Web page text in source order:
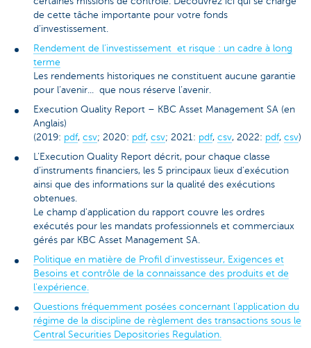
de cette tâche importante pour votre fonds
d’investissement.
Rendement de l’investissement et risque : un cadre à long
terme
Les rendements historiques ne constituent aucune garantie
pour l’avenir... que nous réserve l’avenir.
Execution Quality Report – KBC Asset Management SA (en
Anglais)
(2019: pdf, csv; 2020: pdf, csv; 2021: pdf, csv, 2022: pdf, csv)
L’Execution Quality Report décrit, pour chaque classe
d’instruments financiers, les 5 principaux lieux d’exécution
ainsi que des informations sur la qualité des exécutions
obtenues.
Le champ d'application du rapport couvre les ordres
exécutés pour les mandats professionnels et commerciaux
gérés par KBC Asset Management SA.
Politique en matière de Profil d'investisseur, Exigences et
Besoins et contrôle de la connaissance des produits et de
l'expérience.
Questions fréquemment posées concernant l’application du
régime de la discipline de règlement des transactions sous le
Central Securities Depositories Regulation.